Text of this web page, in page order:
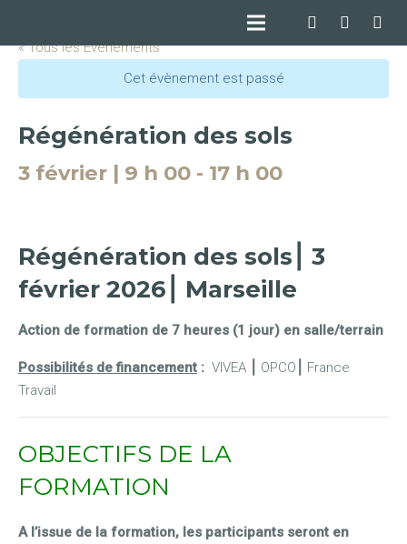
« Tous les Évènements
Cet évènement est passé
Régénération des sols
3 février | 9 h 00 - 17 h 00
Régénération des sols⎮ 3
février 2026⎮ Marseille
Action de formation de 7 heures (1 jour) en salle/terrain
Possibilités de financement : VIVEA OPCO
France
Travail
OBJECTIFS DE LA
FORMATION
A l’issue de la formation, les participants seront en